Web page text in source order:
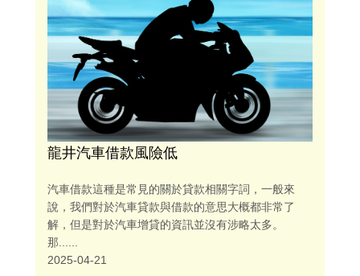
龍井汽車借款風險低
汽車借款這種是常見的關於貸款相關字詞，一般來
說，我們對於汽車貸款與借款的意思大概都非常了
解，但是對於汽車增貸的資訊並沒有涉略太多。
那......
2025-04-21